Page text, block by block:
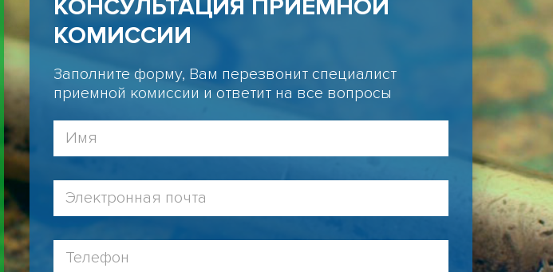
КОНСУЛЬТАЦИЯ ПРИЕМНОЙ
КОМИССИИ
Заполните форму, Вам перезвонит специалист
приемной комиссии и ответит на все вопросы